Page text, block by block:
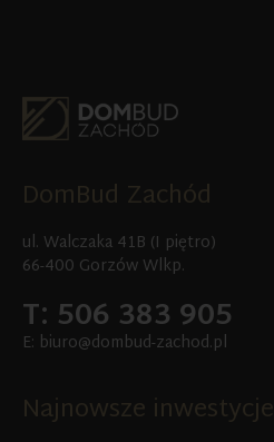
DomBud Zachód
ul. Walczaka 41B (I piętro)
66-400 Gorzów Wlkp.
T: 506 383 905
E: biuro@dombud-zachod.pl
Najnowsze inwestycje